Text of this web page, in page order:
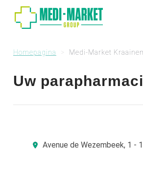
Homepagina Medi-Market
Uw
Avenue de Wezembeek, 1 -